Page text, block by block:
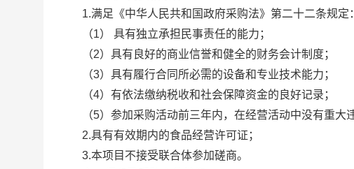
1.满足《中华人民共和国政府采购法》第二十二条规定：
（1） 具有独立承担民事责任的能力；
（2）具有良好的商业信誉和健全的财务会计制度；
（3）具有履行合同所必需的设备和专业技术能力；
（4）有依法缴纳税收和社会保障资金的良好记录；
（5）参加采购活动前三年内，在经营活动中没有重大
2.具有有效期内的食品经营许可证；
3.本项目不接受联合体参加磋商。